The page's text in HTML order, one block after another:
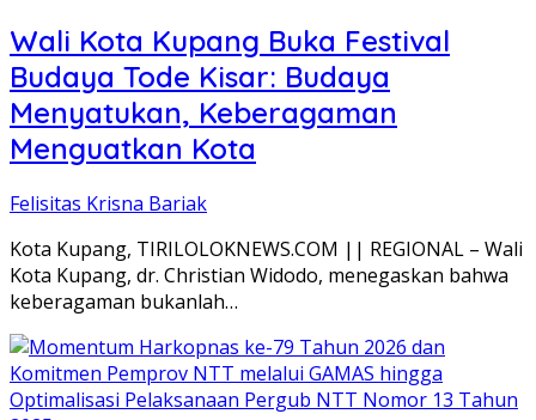
Wali Kota Kupang Buka Festival
Budaya Tode Kisar: Budaya
Menyatukan, Keberagaman
Menguatkan Kota
Felisitas Krisna Bariak
Kota Kupang, TIRILOLOKNEWS.COM || REGIONAL – Wali
Kota Kupang, dr. Christian Widodo, menegaskan bahwa
keberagaman bukanlah…